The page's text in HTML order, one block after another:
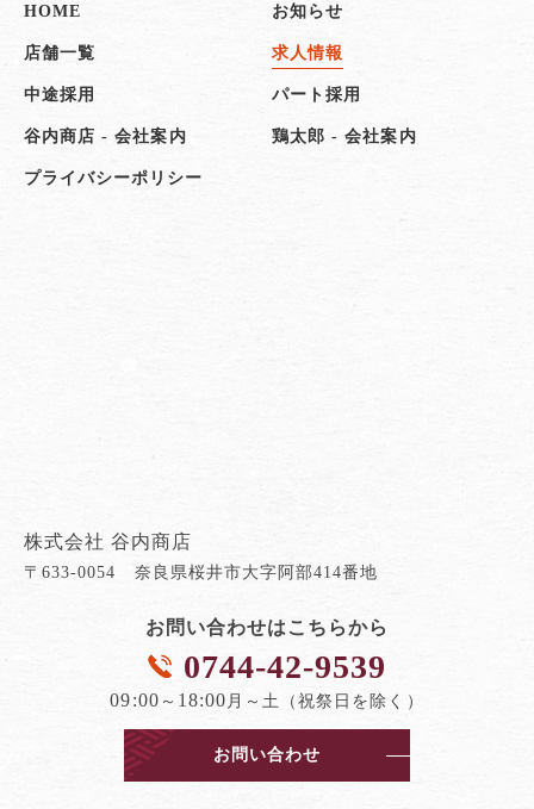
HOME お知らせ
店舗一覧 求人情報
中途採用 パート採用
谷内商店 - 会社案内 鶏太郎 - 会社案内
プライバシーポリシー
株式会社 谷内商店
〒633-0054 奈良県桜井市大字阿部414番地
お問い合わせはこちらから
0744-42-9539
09:00 ～ 18:00 月～土（祝祭日を除く）
お問い合わせ